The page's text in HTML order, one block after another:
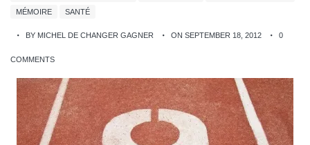
MÉMOIRE
SANTÉ
BY MICHEL DE CHANGER GAGNER ON SEPTEMBER 18, 2012 0
COMMENTS